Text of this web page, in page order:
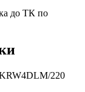
до ТК по
220